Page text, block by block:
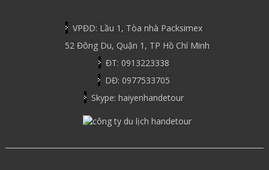
VPĐD: Lầu 1, Tòa nhà Packsimex
52 Đông Du, Quận 1, TP Hồ Chí Minh
ĐT: 0913223338
DĐ: 0977533705
Skype: haiyenhandetour